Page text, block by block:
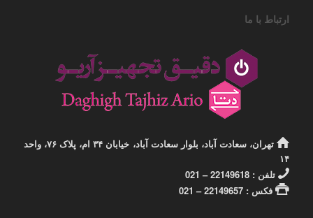
ارتباط با ما
تهران، سعادت آباد، بلوار سعادت آباد، خیابان ۳۴ ام، پلاک ۷۶، واحد
۱۴
تلفن : 22149618 – 021
فکس : 22149657 – 021